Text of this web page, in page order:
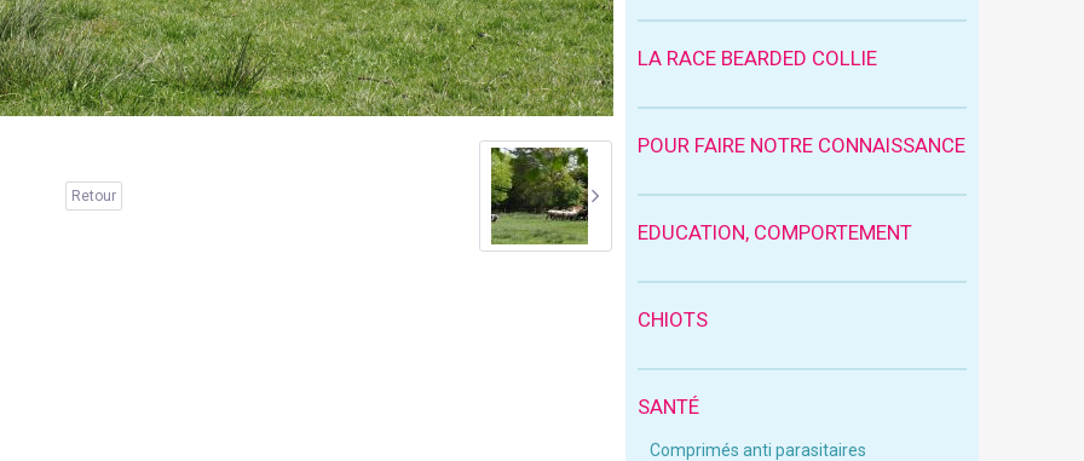
Retour
LA RACE BEARDED COLLIE
POUR FAIRE NOTRE CONNAISSANCE
EDUCATION, COMPORTEMENT
CHIOTS
SANTÉ
Comprimés anti parasitaires